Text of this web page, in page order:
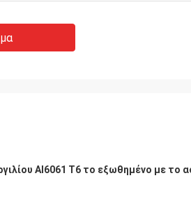
Al6061 T6 το εξωθημένο με το